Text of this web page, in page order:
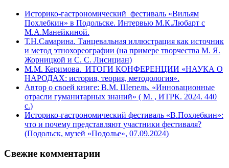
Историко-гастрономический фестиваль «Вильям
Похлебкин» в Подольске. Интервью М.К.Любарт с
М.А.Манейкиной.
Т.Н.Самарина. Танцевальная иллюстрация как источник
и метод этнохореографии (на примере творчества М. Я.
Жорницкой и С. С. Лисициан)
М.М. Керимова. ИТОГИ КОНФЕРЕНЦИИ «НАУКА О
НАРОДАХ: история, теория, методология».
Автор о своей книге: В.М. Шепель. «Инновационные
отрасли гуманитарных знаний» ( М. , ИТРК. 2024. 440
с.)
Историко-гастрономический фестиваль «В.Похлебкин»:
что и почему представляют участники фестиваля?
(Подольск, музей «Подолье», 07.09.2024)
Свежие комментарии